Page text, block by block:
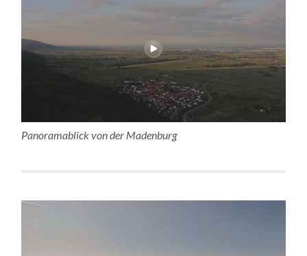
Panoramablick von der Madenburg